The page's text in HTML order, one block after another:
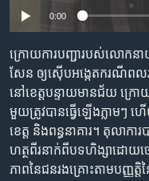
កាន់​
ទំព័រ​
ស្វែង​
រក
ភាសា
0:00
ក្រោយការ​បញ្ជា​របស់​លោក​នា
សែន ឲ្យ​ស៊ើប​អង្កេត​ករណី​ពលរដ្
នៅ​ខេត្ត​បន្ទាយមានជ័យ ក្រោយ​
មួយ​ត្រូវ​បាន​ធ្វើ​ឡើង​ភ្លាមៗ
ខេត្ត និង​ពន្ធនាគារ។ តុលាក
ហត្ថ​ពីរ​នាក់​ពី​បទ​ហិង្សា​​ដោយ​
ភាព​នៃ​ជនរងគ្រោះ​តាម​បញ្ញត្